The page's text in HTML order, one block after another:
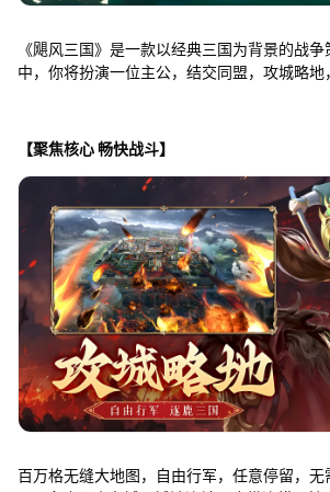
《飓风三国》是一款以经典三国为背景的战
中，你将扮演一位主公，结交同盟，攻城略地
【聚焦核心 畅快战斗】
百万格无缝大地图，自由行军，任意停留，无